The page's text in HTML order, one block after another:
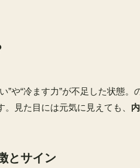
”や“冷ます力”が不足した状態
見た目には元気に見えても、
とサイン